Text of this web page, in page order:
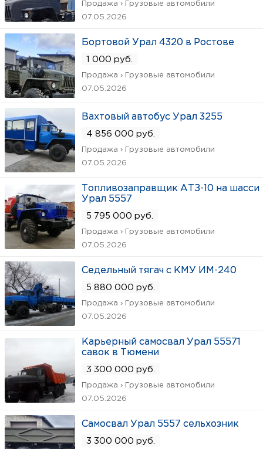
Продажа › Грузовые автомобили
07.05.2026
Бортовой Урал 4320 в Ростове
1 000 руб.
Продажа › Грузовые автомобили
07.05.2026
Вахтовый автобус Урал 3255
4 856 000 руб.
Продажа › Грузовые автомобили
07.05.2026
Топливозаправщик АТЗ-10 на шасси
Урал 5557
5 795 000 руб.
Продажа › Грузовые автомобили
07.05.2026
Седельный тягач с КМУ ИМ-240
5 880 000 руб.
Продажа › Грузовые автомобили
07.05.2026
Карьерный самосвал Урал 55571
савок в Тюмени
3 300 000 руб.
Продажа › Грузовые автомобили
07.05.2026
Самосвал Урал 5557 сельхозник
3 300 000 руб.